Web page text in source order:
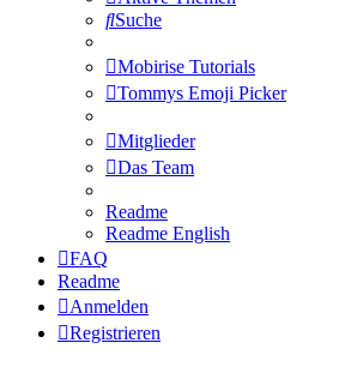
Suche
Mobirise Tutorials
Tommys Emoji Picker
Mitglieder
Das Team
Readme
Readme English
FAQ
Readme
Anmelden
Registrieren